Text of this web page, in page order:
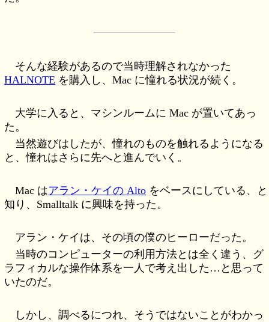
そんな経験があるので当時理解されなかった
HALNOTE を購入し、Mac に憧れる状況が続く。
大学に入ると、マシンルームに Mac が置いてあっ
た。
当然遊びはしたが、憧れのものを触れるようになる
と、憧れはさらに先へと進んでいく。
Mac はアラン・ケイの Alto をベースにしている、と
知り、Smalltalk に興味を持った。
アラン・ケイは、その頃の僕のヒーローだった。
当時のコンピューターの利用方法とは全く違う、グ
ラフィカルな操作体系を一人で考え出した…と思って
いたのだ。
しかし、調べるにつれ、そうではないことがわかっ